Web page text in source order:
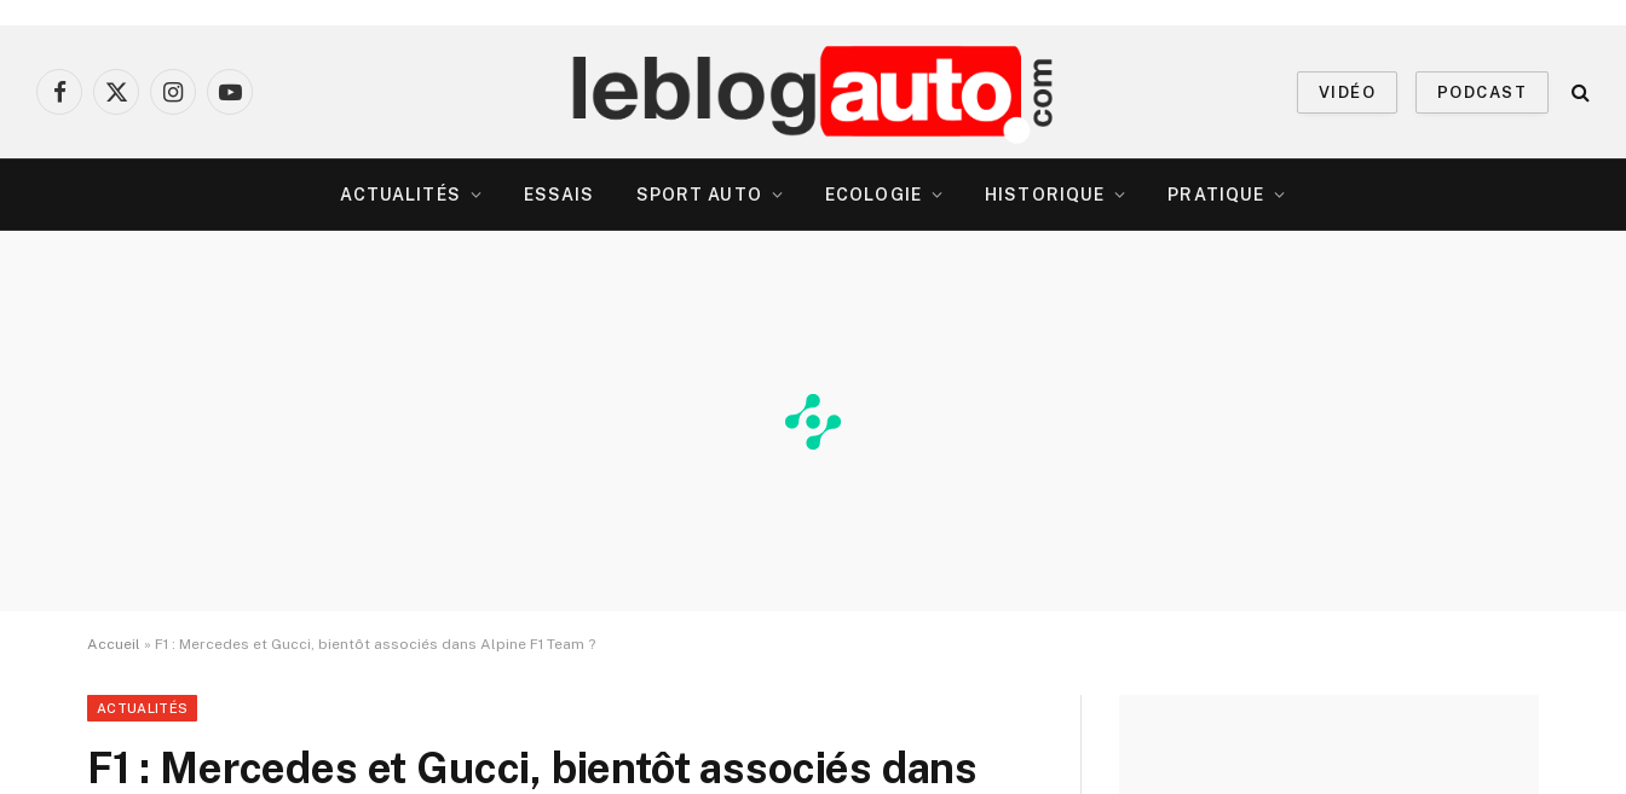
Facebook
X
InstagramYouTube
VIDÉO PODCAST
ACTUALITÉS ESSAIS SPORT AUTO ECOLOGIE HISTORIQUE PRATIQUE
Accueil » F1 : Mercedes et Gucci, bientôt associés dans Alpine F1 Team ?
ACTUALITÉS
F1 : Mercedes et Gucci, bientôt associés dans